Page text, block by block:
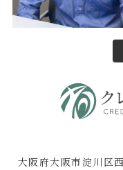
大阪府大阪市淀川区